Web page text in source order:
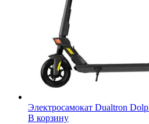
Электросамокат Dualtron
В корзину